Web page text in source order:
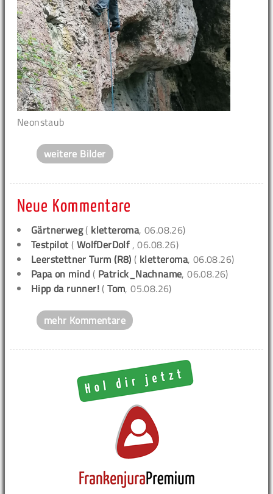
Neonstaub
weitere Bilder
Neue Kommentare
Gärtnerweg( kletteroma, 06.08.26)
Testpilot ( WolfDerDolf , 06.08.26)
Leerstettner Turm (R8) ( kletteroma, 06.08.26)
Papa on mind ( Patrick_Nachname, 06.08.26)
Hipp da runner! (Tom, 05.08.26)
mehr Kommentare